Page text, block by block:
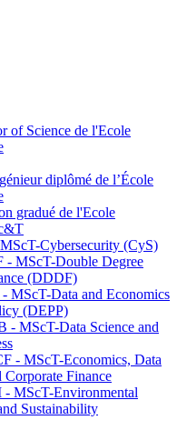
of Science de l'Ecole
diplômé de l’École
gradué de l'Ecole
Cybersecurity (CyS)
MScT-Double Degree
(DDDF)
MScT-Data and Economics
(DEPP)
- MScT-Data Science and
- MScT-Economics, Data
Corporate Finance
MScT-Environmental
Sustainability